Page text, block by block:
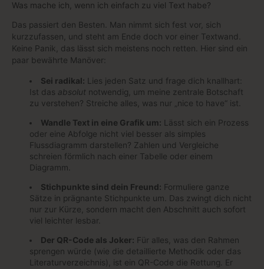
Was mache ich, wenn ich einfach zu viel Text habe?
Das passiert den Besten. Man nimmt sich fest vor, sich
kurzzufassen, und steht am Ende doch vor einer Textwand.
Keine Panik, das lässt sich meistens noch retten. Hier sind ein
paar bewährte Manöver:
Sei radikal: Lies jeden Satz und frage dich knallhart:
Ist das absolut notwendig, um meine zentrale Botschaft
zu verstehen? Streiche alles, was nur „nice to have“ ist.
Wandle Text in eine Grafik um: Lässt sich ein Prozess
oder eine Abfolge nicht viel besser als simples
Flussdiagramm darstellen? Zahlen und Vergleiche
schreien förmlich nach einer Tabelle oder einem
Diagramm.
Stichpunkte sind dein Freund: Formuliere ganze
Sätze in prägnante Stichpunkte um. Das zwingt dich nicht
nur zur Kürze, sondern macht den Abschnitt auch sofort
viel leichter lesbar.
Der QR-Code als Joker: Für alles, was den Rahmen
sprengen würde (wie die detaillierte Methodik oder das
Literaturverzeichnis), ist ein QR-Code die Rettung. Er